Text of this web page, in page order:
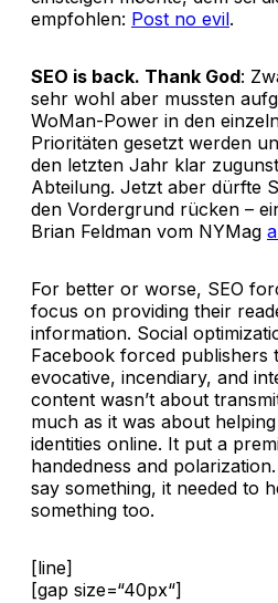
empfohlen: Post no evil.
SEO is back. Thank God:
sehr wohl aber mussten
WoMan-Power in den
Prioritäten gesetzt werden
den letzten Jahr klar
Abteilung. Jetzt aber dürfte
den Vordergrund rücken –
Brian Feldman vom NYMag
For better or worse, SEO
focus on providing their
information. Social
Facebook forced publishers
evocative, incendiary, and
content wasn’t about
much as it was about
identities online. It put a
handedness and
say something, it needed to
something too.
[line]
[gap size=“40px“]